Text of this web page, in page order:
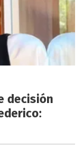
decisión